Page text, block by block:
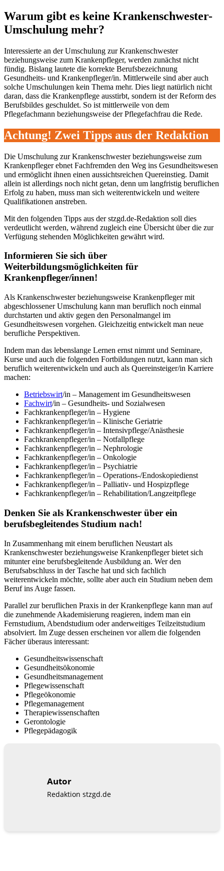
Warum gibt es keine Krankenschwester-
Umschulung mehr?
Interessierte an der Umschulung zur Krankenschwester
beziehungsweise zum Krankenpfleger, werden zunächst nicht
fündig. Bislang lautete die korrekte Berufsbezeichnung
Gesundheits- und Krankenpfleger/in. Mittlerweile sind aber auch
solche Umschulungen kein Thema mehr. Dies liegt natürlich nicht
daran, dass die Krankenpflege ausstirbt, sondern ist der Reform des
Berufsbildes geschuldet. So ist mittlerweile von dem
Pflegefachmann beziehungsweise der Pflegefachfrau die Rede.
Achtung! Zwei Tipps aus der Redaktion
Die Umschulung zur Krankenschwester beziehungsweise zum
Krankenpfleger ebnet Fachfremden den Weg ins Gesundheitswesen
und ermöglicht ihnen einen aussichtsreichen Quereinstieg. Damit
allein ist allerdings noch nicht getan, denn um langfristig beruflichen
Erfolg zu haben, muss man sich weiterentwickeln und weitere
Qualifikationen anstreben.
Mit den folgenden Tipps aus der stzgd.de-Redaktion soll dies
verdeutlicht werden, während zugleich eine Übersicht über die zur
Verfügung stehenden Möglichkeiten gewährt wird.
Informieren Sie sich über
Weiterbildungsmöglichkeiten für
Krankenpfleger/innen!
Als Krankenschwester beziehungsweise Krankenpfleger mit
abgeschlossener Umschulung kann man beruflich noch einmal
durchstarten und aktiv gegen den Personalmangel im
Gesundheitswesen vorgehen. Gleichzeitig entwickelt man neue
berufliche Perspektiven.
Indem man das lebenslange Lernen ernst nimmt und Seminare,
Kurse und auch die folgenden Fortbildungen nutzt, kann man sich
beruflich weiterentwickeln und auch als Quereinsteiger/in Karriere
machen:
Betriebswirt/in – Management im Gesundheitswesen
Fachwirt/in – Gesundheits- und Sozialwesen
Fachkrankenpfleger/in – Hygiene
Fachkrankenpfleger/in – Klinische Geriatrie
Fachkrankenpfleger/in – Intensivpflege/Anästhesie
Fachkrankenpfleger/in – Notfallpflege
Fachkrankenpfleger/in – Nephrologie
Fachkrankenpfleger/in – Onkologie
Fachkrankenpfleger/in – Psychiatrie
Fachkrankenpfleger/in – Operations-/Endoskopiedienst
Fachkrankenpfleger/in – Palliativ- und Hospizpflege
Fachkrankenpfleger/in – Rehabilitation/Langzeitpflege
Denken Sie als Krankenschwester über ein
berufsbegleitendes Studium nach!
In Zusammenhang mit einem beruflichen Neustart als
Krankenschwester beziehungsweise Krankenpfleger bietet sich
mitunter eine berufsbegleitende Ausbildung an. Wer den
Berufsabschluss in der Tasche hat und sich fachlich
weiterentwickeln möchte, sollte aber auch ein Studium neben dem
Beruf ins Auge fassen.
Parallel zur beruflichen Praxis in der Krankenpflege kann man auf
die zunehmende Akademisierung reagieren, indem man ein
Fernstudium, Abendstudium oder anderweitiges Teilzeitstudium
absolviert. Im Zuge dessen erscheinen vor allem die folgenden
Fächer überaus interessant:
Gesundheitswissenschaft
Gesundheitsökonomie
Gesundheitsmanagement
Pflegewissenschaft
Pflegeökonomie
Pflegemanagement
Therapiewissenschaften
Gerontologie
Pflegepädagogik
Autor
Redaktion stzgd.de